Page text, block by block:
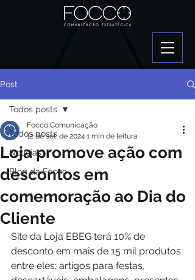
Post
Todos posts
Notícias
Blog da Focco
Todos posts
Loja promove ação com
descontos em
comemoração ao Dia do
Cliente
Focco Comunicação
12 de set. de 2024 1 min de leitura
Site da Loja EBEG terá 10% de
desconto em mais de 15 mil produtos
entre eles: artigos para festas,